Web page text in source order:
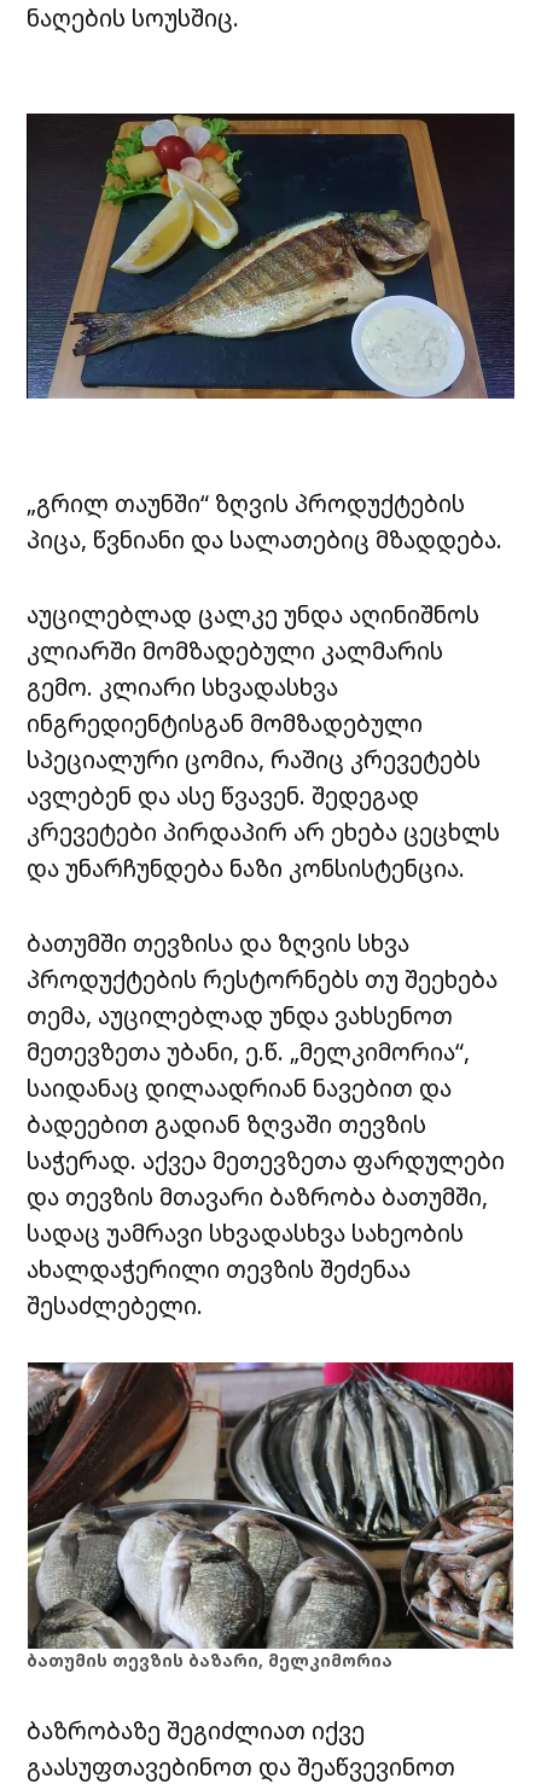
ნაღების სოუსშიც.
„გრილ თაუნში“ ზღვის პროდუქტების
პიცა, წვნიანი და სალათებიც მზადდება.
აუცილებლად ცალკე უნდა აღინიშნოს
კლიარში მომზადებული კალმარის
გემო. კლიარი სხვადასხვა
ინგრედიენტისგან მომზადებული
სპეციალური ცომია, რაშიც კრევეტებს
ავლებენ და ასე წვავენ. შედეგად
კრევეტები პირდაპირ არ ეხება ცეცხლს
დაუნარჩუნდება ნაზი კონსისტენცია.
ბათუმში თევზისა და ზღვის სხვა
პროდუქტების რესტორნებს თუ შეეხება
თემა, აუცილებლად უნდა ვახსენოთ
მეთევზეთა უბანი, ე.წ. „მელკიმორია“,
საიდანაც დილაადრიან ნავებით და
ბადეებით გადიან ზღვაში თევზის
საჭერად. აქვეა მეთევზეთა ფარდულები
და თევზის მთავარი ბაზრობა ბათუმში,
სადაც უამრავი სხვადასხვა სახეობის
ახალდაჭერილი თევზის შეძენაა
შესაძლებელი.
ბათუმის თევზის ბაზარი, მელკიმორია
ბაზრობაზე შეგიძლიათ იქვე
გაასუფთავებინოთ და შეაწვევინოთ